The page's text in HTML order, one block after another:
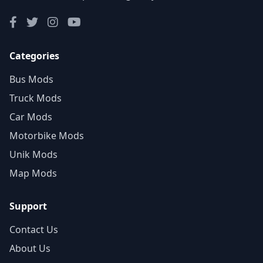
Categories
Bus Mods
Truck Mods
Car Mods
Motorbike Mods
Unik Mods
Map Mods
Support
Contact Us
About Us